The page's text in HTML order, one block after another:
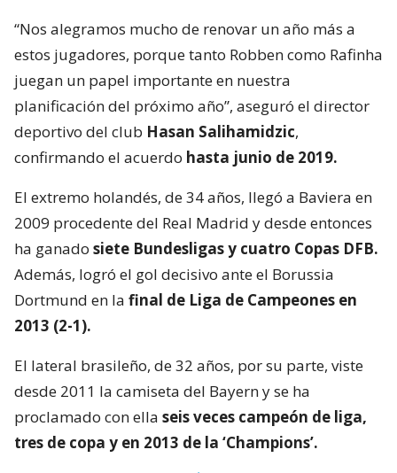
“Nos alegramos mucho de renovar un año más a
estos jugadores, porque tanto Robben como Rafinha
juegan un papel importante en nuestra
planificación del próximo año”, aseguró el director
deportivo del club Hasan Salihamidzic,
confirmando el acuerdo hasta junio de 2019.
El extremo holandés, de 34 años, llegó a Baviera en
2009 procedente del Real Madrid y desde entonces
ha ganado siete Bundesligas y cuatro Copas DFB.
Además, logró el gol decisivo ante el Borussia
Dortmund en la final de Liga de Campeones en
2013 (2-1).
El lateral brasileño, de 32 años, por su parte, viste
desde 2011 la camiseta del Bayern y se ha
proclamado con ella seis veces campeón de liga,
tres de copa y en 2013 de la ‘Champions’.